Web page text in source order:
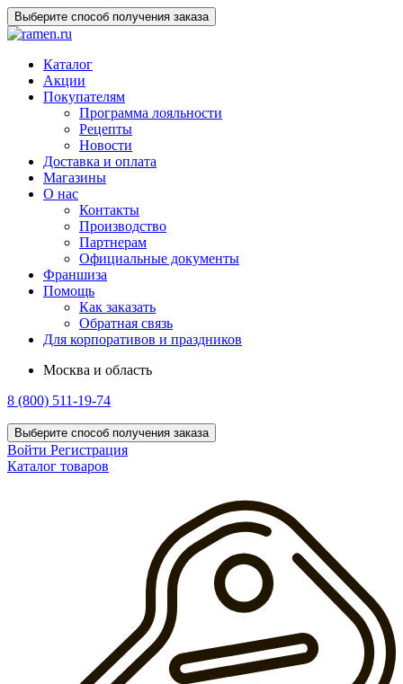
Выберите способ получения заказа
Каталог
Акции
Покупателям
Программа лояльности
Рецепты
Новости
Доставка и оплата
Магазины
О нас
Контакты
Производство
Партнерам
Официальные документы
Франшиза
Помощь
Как заказать
Обратная связь
Для корпоративов и праздников
Москва и область
8 (800) 511-19-74
Выберите способ получения заказа
Войти Регистрация
Каталог товаров